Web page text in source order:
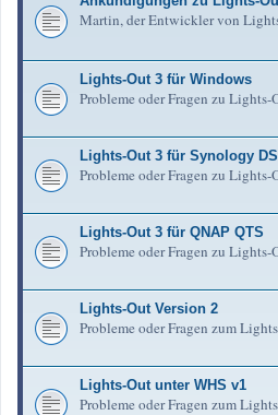
Martin, der Entwickler von
Lights-Out 3 für Windows
Probleme oder Fragen zu
Lights-Out 3 für Synology
Probleme oder Fragen zu
Lights-Out 3 für QNAP QTS
Probleme oder Fragen zu
Lights-Out Version 2
Probleme oder Fragen zum
Lights-Out unter WHS v1
Probleme oder Fragen zum